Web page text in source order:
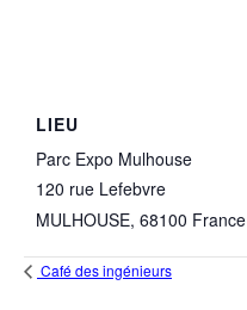
LIEU
Parc Expo Mulhouse
120 rue Lefebvre
MULHOUSE, 68100 France
Café des ingénieurs